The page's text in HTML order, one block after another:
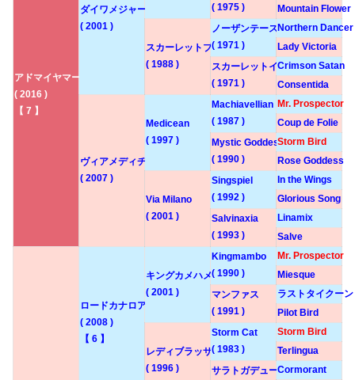
アドマイヤマーズ
( 2016 )
【 7 】
ダイワメジャー
( 2001 )
( 1975 )
Mountain Flower
スカーレットブーケ
( 1988 )
ノーザンテースト
( 1971 )
Northern Dancer
Lady Victoria
スカーレットインク
( 1971 )
Crimson Satan
Consentida
ヴィアメディチ
( 2007 )
Medicean
( 1997 )
Machiavellian
( 1987 )
Mr. Prospector
Coup de Folie
Mystic Goddess
( 1990 )
Storm Bird
Rose Goddess
Via Milano
( 2001 )
Singspiel
( 1992 )
In the Wings
Glorious Song
Salvinaxia
( 1993 )
Linamix
Salve
ロードカナロア
( 2008 )
【 6 】
キングカメハメハ
( 2001 )
Kingmambo
( 1990 )
Mr. Prospector
Miesque
マンファス
( 1991 )
ラストタイクーン
Pilot Bird
レディブラッサム
( 1996 )
Storm Cat
( 1983 )
Storm Bird
Terlingua
サラトガデューCormorant